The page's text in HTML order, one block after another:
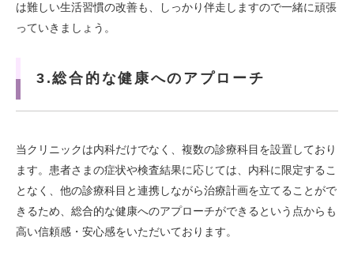
は難しい生活習慣の改善も、しっかり伴走しますので一緒に頑張
っていきましょう。
3.総合的な健康へのアプローチ
当クリニックは内科だけでなく、複数の診療科目を設置しており
ます。患者さまの症状や検査結果に応じては、内科に限定するこ
となく、他の診療科目と連携しながら治療計画を立てることがで
きるため、総合的な健康へのアプローチができるという点からも
高い信頼感・安心感をいただいております。